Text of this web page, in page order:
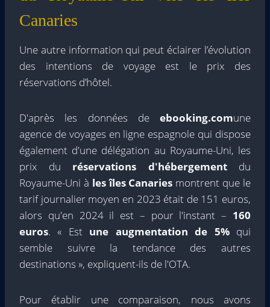
Canaries
Une autre information qui peut éclairer l’évolution
des intentions de voyage est le prix des
réservations d’hôtel.
D'après les données de ebooking.comune
agence de voyages en ligne espagnole qui dispose
également d'une délégation au Royaume-Uni, les
prix du réservations d'hébergementdu
Royaume-Uni à les îles Canaries montrent que le
tarif journalier moyen en 2023 était de 151 euros,
alors qu'en 2024 il est – pour l'instant – 160
euros. « Est une augmentation de 5%qui
semble suivre la tendance des autres
destinations », expliquent-ils de l'OTA.
Pour établir une comparaison, nous avons